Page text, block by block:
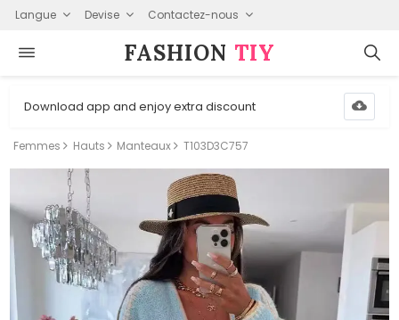
Langue Devise Contactez-nous
FASHION⁠ TIY
Download app and enjoy extra discount
Femmes Hauts Manteaux T103D3C757